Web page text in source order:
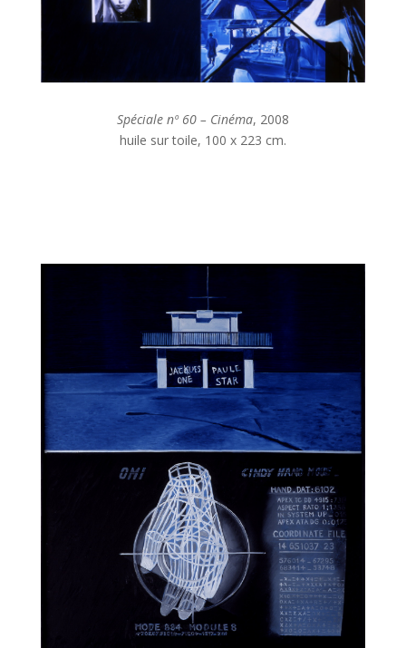
Spéciale nº 60 – Cinéma, 2008
huile sur toile, 100 x 223 cm.